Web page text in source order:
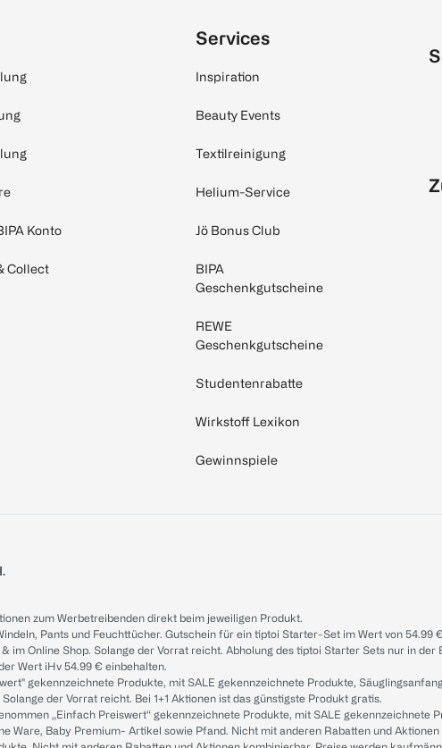
Konto
Collect
Services
Inspiration
Beauty Events
Textilreinigung
Helium-Service
Jö Bonus Club
BIPA
Geschenkgutscheine
REWE
Geschenkgutscheine
Studentenrabatte
Wirkstoff Lexikon
Gewinnspiele
zum Werbetreibenden direkt beim jeweiligen Produkt.
Pants und Feuchttücher. Gutschein für ein tiptoi Starter-Set im Wert von
im Online Shop. Solange der Vorrat reicht. Abholung des tiptoi Starter Sets nur in
Wert iHv 54.99 € einbehalten.
gekennzeichnete Produkte, mit SALE gekennzeichnete Produkte,
der Vorrat reicht. Bei 1+1 Aktionen ist das günstigste Produkt gratis.
„Einfach Preiswert“ gekennzeichnete Produkte, mit SALE
Ware, Baby Premium- Artikel sowie Pfand. Nicht mit anderen Rabatten und